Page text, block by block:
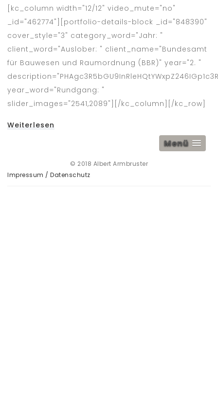
[kc_column width="12/12" video_mute="no"
_id="462774"][portfolio-details-block _id="848390"
cover_style="3" category_word="Jahr: "
client_word="Auslober: " client_name="Bundesamt
für Bauwesen und Raumordnung (BBR)" year="2. "
year_word="Rundgang: "
slider_images="2541,2089"][/kc_column][/kc_row]
Weiterlesen
Menü
© 2018 Albert Armbruster
Impressum / Datenschutz